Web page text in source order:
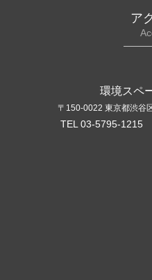
ア
環境スペ
〒150-0022 東京都渋谷
TEL 03-5795-